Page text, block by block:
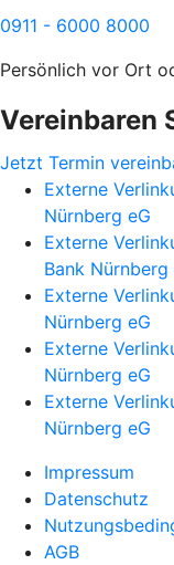
0911 - 6000 8000
Persönlich vor Ort
Vereinbaren
Jetzt Termin
Externe
Nürnberg eG
Externe
Bank Nürnberg
Externe
Nürnberg eG
Externe
Nürnberg eG
Externe
Nürnberg eG
Impressum
Datenschutz
AGB